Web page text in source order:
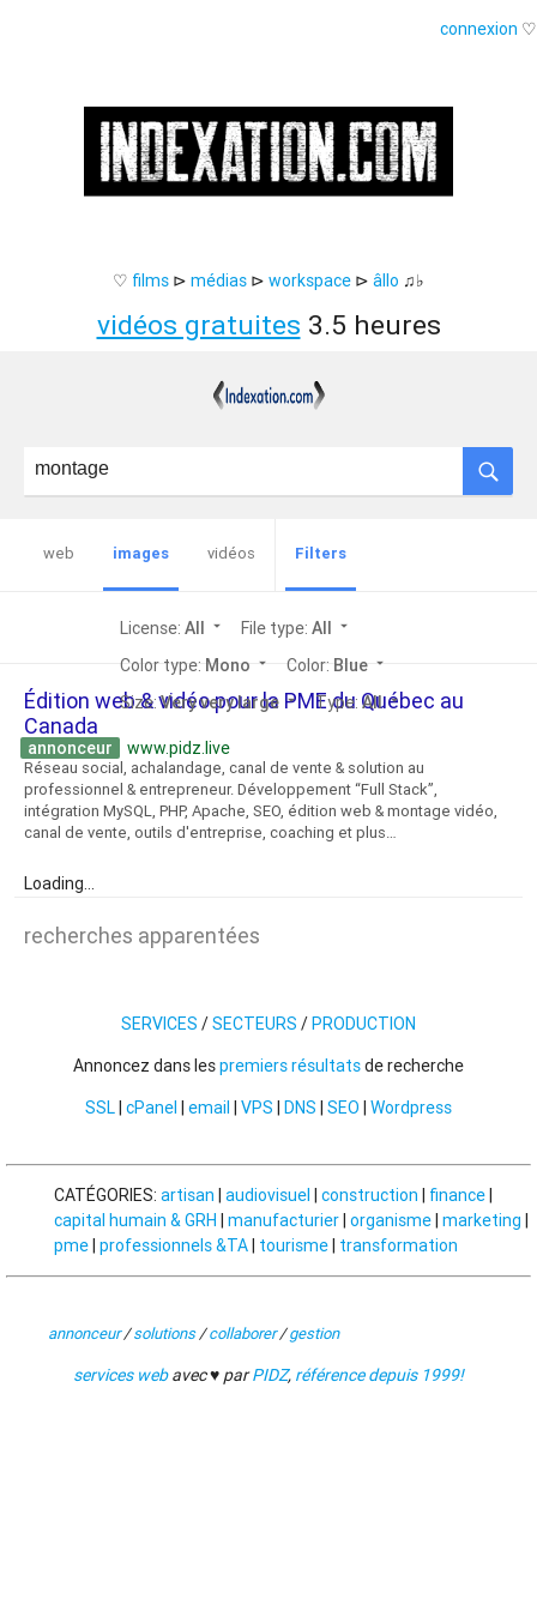
connexion ♡
♡ films ⊳ médias ⊳ workspace ⊳ âllo ♫♭
vidéos gratuites 3.5 heures
web images vidéos Filters
License: All arrow_drop_down File type: All arrow_drop_down
Color type: Mono arrow_drop_down Color: Blue arrow_drop_down
Size:Very very large arrow_drop_down Type: All arrow_drop_down
Édition web & vidéo pour la PME du Québec au
Canada
annonceur www.pidz.live
Réseau social, achalandage, canal de vente & solution au
professionnel & entrepreneur. Développement “Full Stack”,
intégration MySQL, PHP, Apache, SEO, édition web & montage vidéo,
canal de vente, outils d'entreprise, coaching et plus…
Loading...
recherches apparentées
SERVICES /SECTEURS /PRODUCTION
Annoncez dans lespremiers résultatsde recherche
SSL| cPanel | email | VPS | DNS | SEO | Wordpress
CATÉGORIES: artisan | audiovisuel | construction | finance|
capital humain & GRH | manufacturier| organisme| marketing |
pme| professionnels &TA| tourisme| transformation
annonceur/solutions/collaborer/gestion
services webavec ♥ parPIDZ, référence depuis 1999!